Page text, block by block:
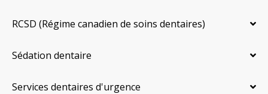
RCSD (Régime canadien de soins dentaires)
Sédation dentaire
Services dentaires d'urgence